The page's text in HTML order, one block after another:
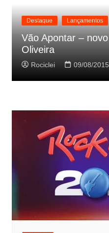
Destaque Lançamentos
Vão Apontar –
Oliveira
Rociclei 09/08/2015